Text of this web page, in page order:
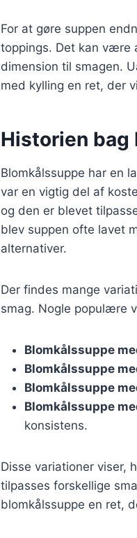
For at gøre suppen
toppings. Det kan være
dimension til smagen.
med kylling en ret, der
Historien bag
Blomkålssuppe har en
var en vigtig del af
og den er blevet
blev suppen ofte lavet
alternativer.
Der findes mange
smag. Nogle populære
Blomkålssuppe
Blomkålssuppe
Blomkålssuppe
Blomkålssuppe
konsistens.
Disse variationer viser,
tilpasses forskellige
blomkålssuppe en ret,